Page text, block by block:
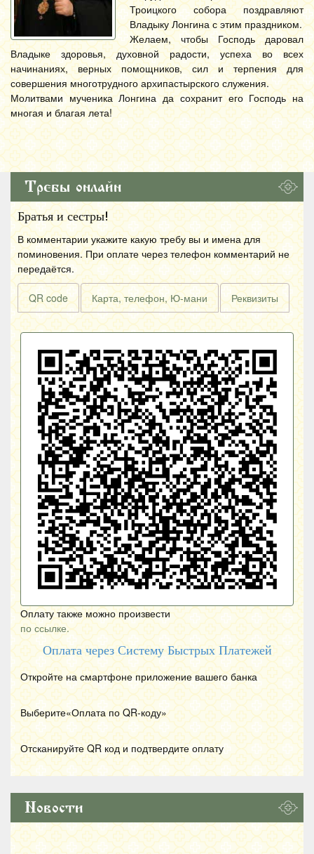
Троицкого собора поздравляют
Владыку Лонгина с этим праздником.
Желаем, чтобы Господь даровал
Владыке здоровья, духовной радости, успеха во всех
начинаниях, верных помощников, сил и терпения для
совершения многотрудного архипастырского служения.
Молитвами мученика Лонгина да сохранит его Господь на
многая и благая лета!
Требы онлайн
Братья и сестры!
В комментарии укажите какую требу вы и имена для
поминовения. При оплате через телефон комментарий не
передаётся.
QR code Карта, телефон, Ю-мани Реквизиты
Оплату также можно произвести
по ссылке.
Оплата через Систему Быстрых Платежей
Откройте на смартфоне приложение вашего банка
Выберите«Оплата по QR-коду»
Отсканируйте QR код и подтвердите оплату
Новости